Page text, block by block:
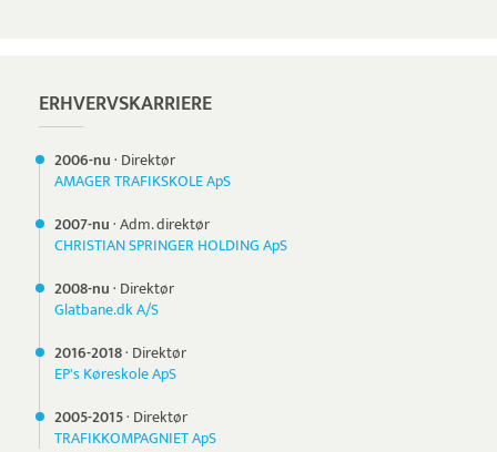
ERHVERVSKARRIERE
2006-nu· Direktør
AMAGER TRAFIKSKOLE ApS
2007-nu·Adm. direktør
CHRISTIAN SPRINGER HOLDING ApS
2008-nu· Direktør
Glatbane.dk A/S
2016-2018· Direktør
EP's Køreskole ApS
2005-2015· Direktør
TRAFIKKOMPAGNIET ApS